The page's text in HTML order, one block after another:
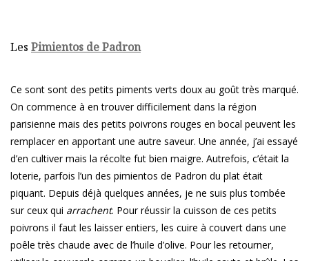
Les Pimientos de Padron
Ce sont sont des petits piments verts doux au goût très marqué.
On commence à en trouver difficilement dans la région
parisienne mais des petits poivrons rouges en bocal peuvent les
remplacer en apportant une autre saveur. Une année, j’ai essayé
d’en cultiver mais la récolte fut bien maigre. Autrefois, c’était la
loterie, parfois l’un des pimientos de Padron du plat était
piquant. Depuis déjà quelques années, je ne suis plus tombée
sur ceux qui arrachent. Pour réussir la cuisson de ces petits
poivrons il faut les laisser entiers, les cuire à couvert dans une
poêle très chaude avec de l’huile d’olive. Pour les retourner,